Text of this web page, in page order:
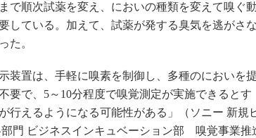
で順次試薬を変え、においの種類を変えて嗅ぐ
している。加えて、試薬が発する臭気を逃がさ
た。
装置は、手軽に嗅素を制御し、多種のにおいを
要で、5～10分程度で嗅覚測定が実施できるとす
行えるようになる可能性がある」（ソニー 新規
門 ビジネスインキュベーション部 嗅覚事業推